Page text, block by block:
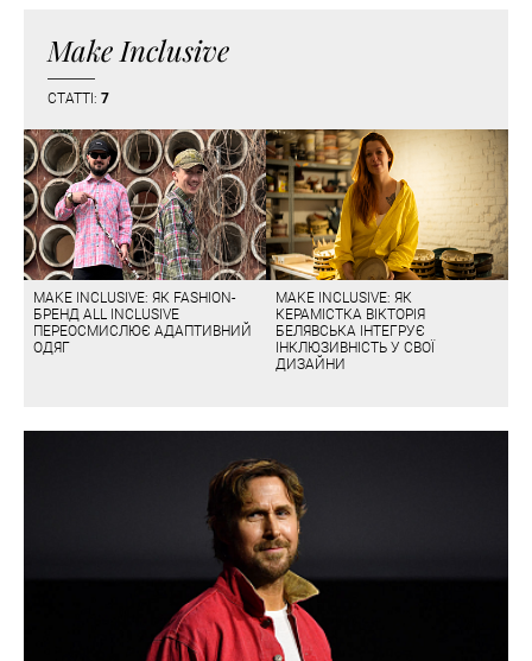
Make Inclusive
СТАТТІ: 7
MAKE INCLUSIVE: ЯК FASHION-
БРЕНД ALL INCLUSIVE
ПЕРЕОСМИСЛЮЄ АДАПТИВНИЙ
ОДЯГ
MAKE INCLUSIVE: ЯК
КЕРАМІСТКА ВІКТОРІЯ
БЕЛЯВСЬКА ІНТЕГРУЄ
ІНКЛЮЗИВНІСТЬ У СВОЇ
ДИЗАЙНИ